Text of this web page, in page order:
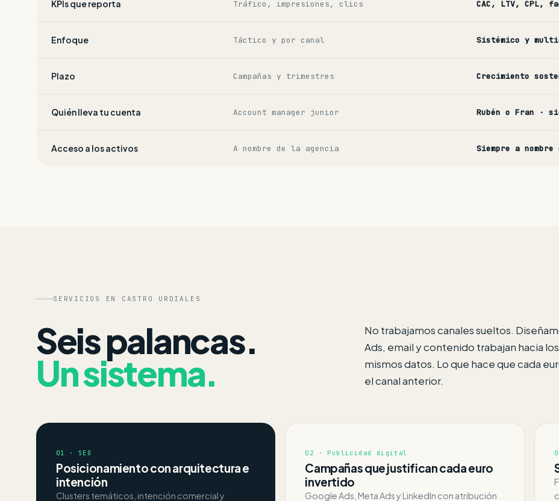
KPIs que reporta Tráfico, impresiones, clics CAC, LTV, CPL,
Enfoque Táctico y por canal Sistémico y
Plazo Campañas y trimestres Crecimiento
Quién lleva tu cuenta Account manager junior Rubén o Fran ·
Acceso a los activos A nombre de la agencia Siempre a
SERVICIOS EN CASTRO URDIALES
Seis palancas.
Un sistema.
No trabajamos canales sueltos.
Ads, email y contenido trabajan hacia
mismos datos. Lo que hace que cada
el canal anterior.
01 · SEO
Posicionamiento con arquitectura e
intención
Clusters temáticos, intención comercial y
02 · Publicidad digital
Campañas que justifican cada euro
invertido
Google Ads, Meta Ads y LinkedIn con atribución